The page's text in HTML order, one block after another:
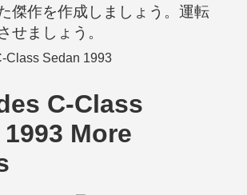
傑作を作成しましょう。運転
せましょう。
C-Class
More